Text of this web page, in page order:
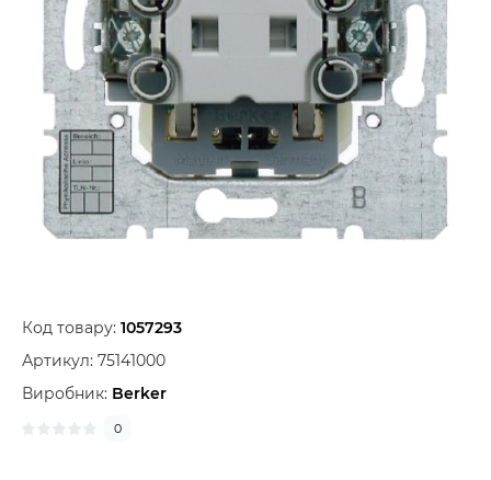
Код товару: 1057293
Артикул: 75141000
Виробник: Berker
0